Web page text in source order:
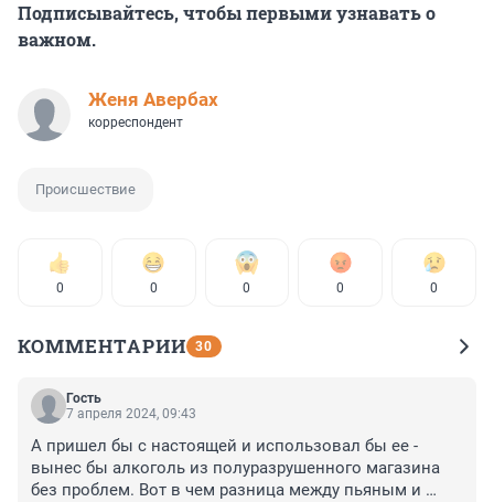
Подписывайтесь, чтобы первыми узнавать о
важном.
Женя Авербах
корреспондент
Происшествие
0 0 0 0 0
КОММЕНТАРИИ 30
Гость
7 апреля 2024, 09:43
А пришел бы с настоящей и использовал бы ее -
вынес бы алкоголь из полуразрушенного магазина
без проблем. Вот в чем разница между пьяным и